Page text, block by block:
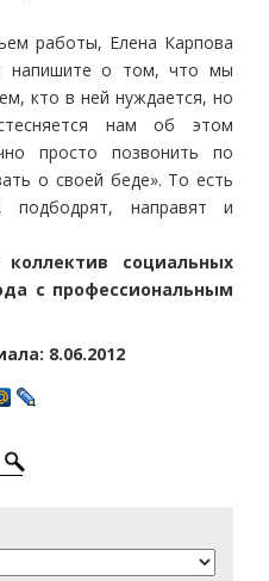
работы, Елена Карпова
напишите о том, что мы
кто в ней нуждается, но
нам об этом
просто позвонить по
о своей беде». То есть
подбодрят, направят и
социальных
с профессиональным
8.06.2012